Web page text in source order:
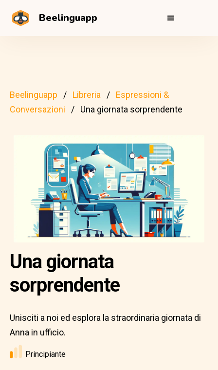
Beelinguapp
Beelinguapp Libreria
Espressioni &
Conversazioni
Una giornata sorprendente
Una giornata
sorprendente
Unisciti a noi ed esplora la straordinaria giornata di
Anna in ufficio.
Principiante